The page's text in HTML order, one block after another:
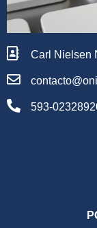
Carl Nielsen
593-